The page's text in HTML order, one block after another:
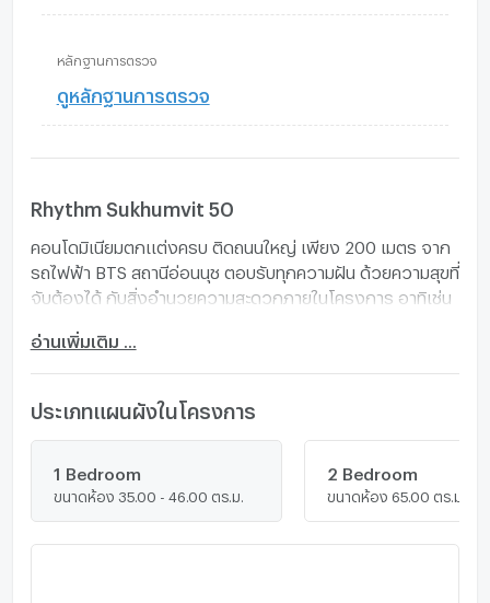
หลักฐานการตรวจ
ดูหลักฐานการตรวจ
Rhythm Sukhumvit 50
คอนโดมิเนียมตกแต่งครบ ติดถนนใหญ่ เพียง 200 เมตร จาก
รถไฟฟ้า BTS สถานีอ่อนนุช ตอบรับทุกความฝัน ด้วยความสุขที่
จับต้องได้ กับสิ่งอำนวยความสะดวกภายในโครงการ อาทิเช่น
Bathroom, Sunken Garden เปิดมุมมองใหม่จาก สวนใต้ดิน
อ่านเพิ่มเติม ...
ประเภทแผนผังในโครงการ
1 Bedroom
ขนาดห้อง 35.00 - 46.00 ตร.ม.
2 Bedroom
ขนาดห้อง 65.00 ตร.ม.